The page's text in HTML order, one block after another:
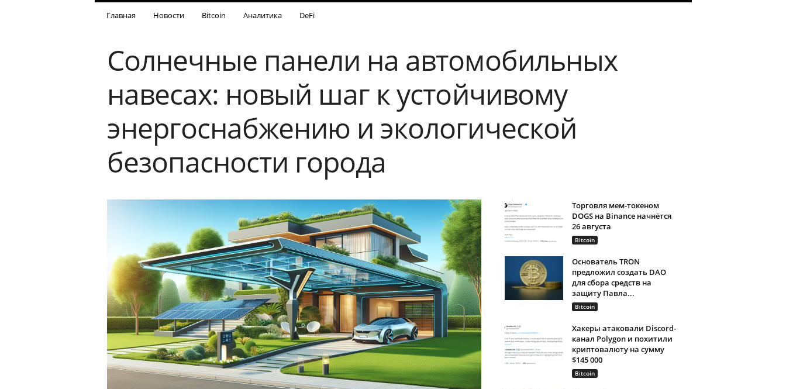
Главная Новости Bitcoin Аналитика DeFi
Солнечные панели на автомобильных
навесах: новый шаг к устойчивому
энергоснабжению и экологической
безопасности города
Торговля мем-токеном
DOGS на Binance начнётся
26 августа
Bitcoin
Основатель TRON
предложил создать DAO
для сбора средств на
защиту Павла...
Bitcoin
Хакеры атаковали Discord-
канал Polygon и похитили
криптовалюту на сумму
$145 000
Bitcoin